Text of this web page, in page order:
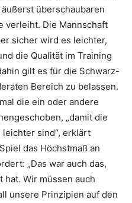
überschaubaren
verleiht. Die Mannschaft
sicher wird es leichter,
die Qualität im Training
gilt es für die Schwarz-
Bereich zu belassen.
die ein oder andere
„damit die
leichter sind“, erklärt
das Höchstmaß an
„Das war auch das,
hat. Wir müssen auch
unsere Prinzipien auf den